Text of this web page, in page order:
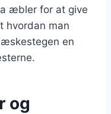
æbler for at give
hvordan man
en
og